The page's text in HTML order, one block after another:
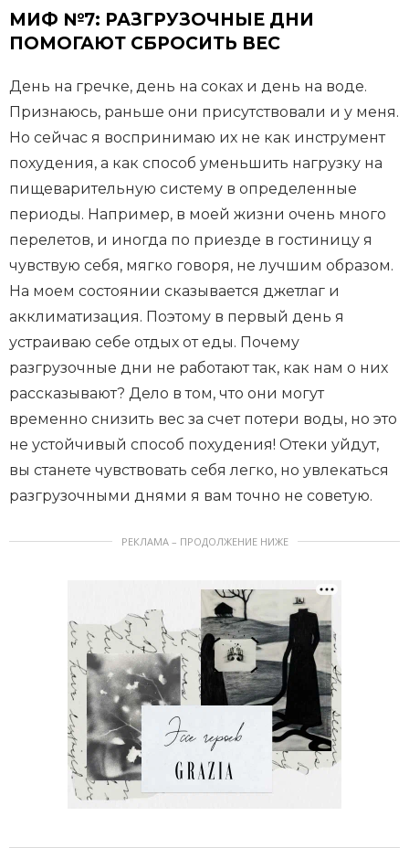
МИФ №7: РАЗГРУЗОЧНЫЕ ДНИ
ПОМОГАЮТ СБРОСИТЬ ВЕС
День на гречке, день на соках и день на воде.
Признаюсь, раньше они присутствовали и у меня.
Но сейчас я воспринимаю их не как инструмент
похудения, а как способ уменьшить нагрузку на
пищеварительную систему в определенные
периоды. Например, в моей жизни очень много
перелетов, и иногда по приезде в гостиницу я
чувствую себя, мягко говоря, не лучшим образом.
На моем состоянии сказывается джетлаг и
акклиматизация. Поэтому в первый день я
устраиваю себе отдых от еды. Почему
разгрузочные дни не работают так, как нам о них
рассказывают? Дело в том, что они могут
временно снизить вес за счет потери воды, но это
не устойчивый способ похудения! Отеки уйдут,
вы станете чувствовать себя легко, но увлекаться
разгрузочными днями я вам точно не советую.
РЕКЛАМА – ПРОДОЛЖЕНИЕ НИЖЕ